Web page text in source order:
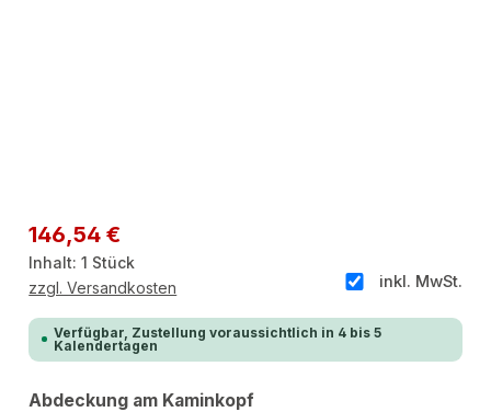
Regulärer Preis:
146,54 €
Inhalt:1 Stück
inkl. MwSt.
zzgl. Versandkosten
Verfügbar, Zustellung voraussichtlich in 4 bis 5
Kalendertagen
Abdeckung am Kaminkopfauswählen